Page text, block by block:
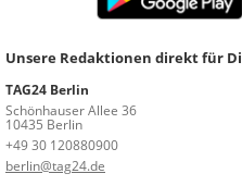
Unsere Redaktionen direkt für
TAG24 Berlin
Schönhauser Allee 36
10435 Berlin
+49 30 120880900
berlin@tag24.de